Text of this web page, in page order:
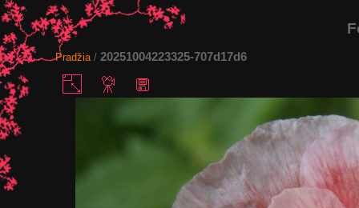
Pradžia/ 20251004223325-707d17d6